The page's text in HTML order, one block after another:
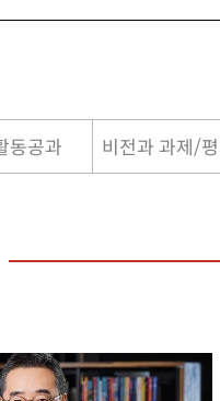
동공과 비전과 과제/